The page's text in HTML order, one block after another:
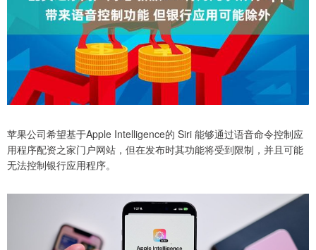
苹果公司希望基于Apple Intelligence的 Siri 能够通过语音命令控制应
用程序配资之家门户网站，但在发布时其功能将受到限制，并且可能
无法控制银行应用程序。